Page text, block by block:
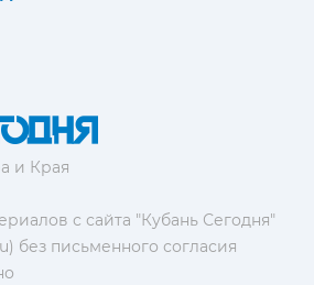
и Края
с сайта "Кубань Сегодня"
без письменного согласия